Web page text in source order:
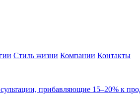
Стиль жизни Компании Контакты
прибавляющие 15–20% к